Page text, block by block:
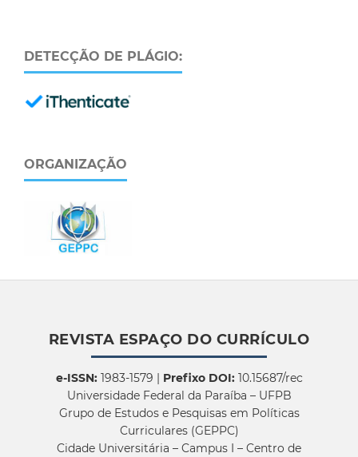
DETECÇÃO DE PLÁGIO:
ORGANIZAÇÃO
REVISTA ESPAÇO DO CURRÍCULO
e-ISSN:1983-1579 | Prefixo DOI:10.15687/rec
Universidade Federal da Paraíba – UFPB
Grupo de Estudos e Pesquisas em Políticas
Curriculares (GEPPC)
Cidade Universitária – Campus I – Centro de